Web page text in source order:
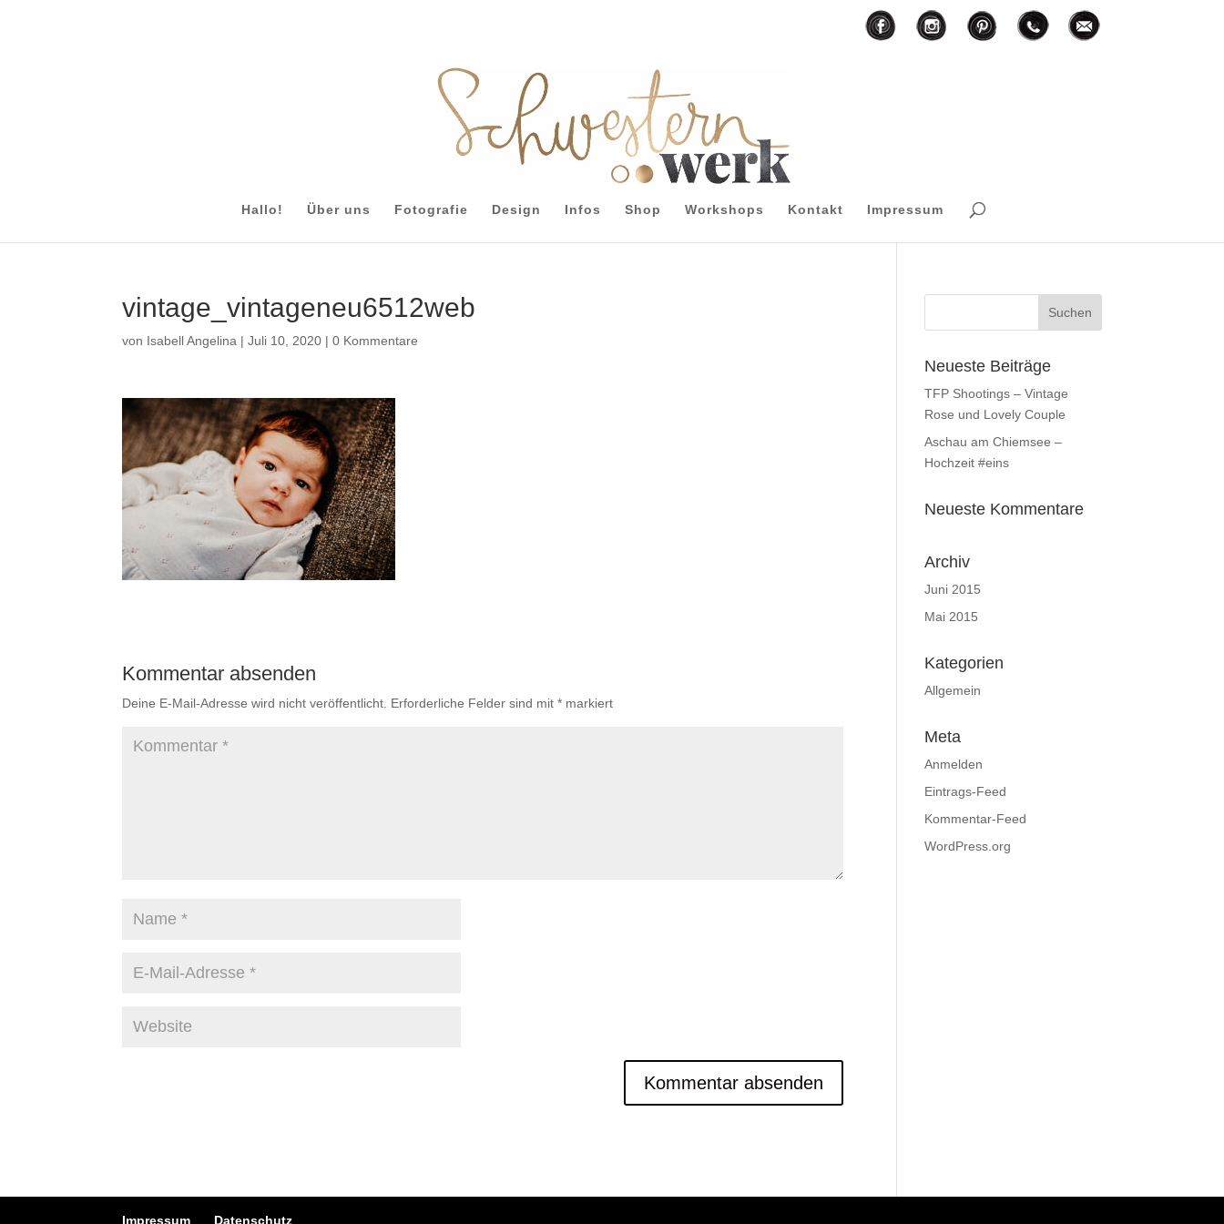
Hallo! Über uns Fotografie Design Infos Shop Workshops Kontakt Impressum
vintage_vintageneu6512web
von Isabell Angelina |Juli 10, 2020 |0 Kommentare
Kommentar absenden
Deine E-Mail-Adresse wird nicht veröffentlicht. Erforderliche Felder sind mit* markiert
Neueste Beiträge
TFP Shootings – Vintage
Rose und Lovely Couple
Aschau am Chiemsee –
Hochzeit #eins
Neueste Kommentare
Archiv
Juni 2015
Mai 2015
Kategorien
Allgemein
Meta
Anmelden
Eintrags-Feed
Kommentar-Feed
WordPress.org
Impressum Datenschutz